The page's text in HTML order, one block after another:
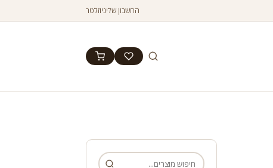
החשבון שליניוזלטר